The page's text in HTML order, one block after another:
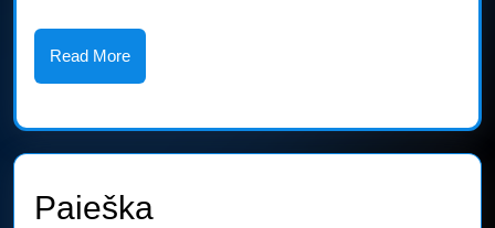
Read MoreRead
More
Paieška